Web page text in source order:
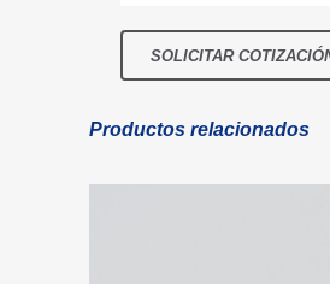
Productos relacionados